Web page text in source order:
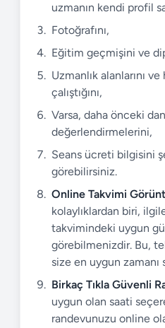
uzmanın kendi profil
Fotoğrafını,
Eğitim geçmişini ve
Uzmanlık alanlarını
çalıştığını,
Varsa, daha önceki
değerlendirmelerini,
Seans ücreti bilgisini
görebilirsiniz.
Online Takvimi
kolaylıklardan biri,
takvimindeki uygun
görebilmenizdir. Bu,
size en uygun
Birkaç Tıkla Güvenli
uygun olan saati
randevunuzu online